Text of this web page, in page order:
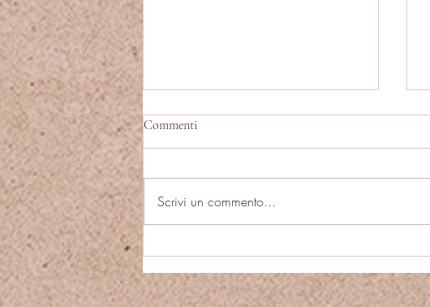
ritrovata
Commenti
Scrivi un commento...